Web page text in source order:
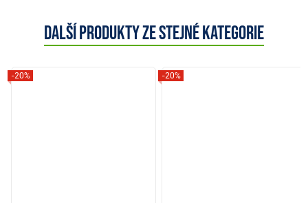
Další produkty ze stejné kategorie
-20% -20%